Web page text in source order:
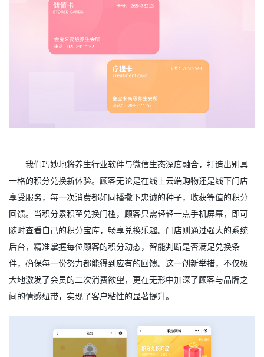
我们巧妙地将养生行业软件与微信生态深度融合，打造出别具
一格的积分兑换新体验。顾客无论是在线上云端购物还是线下门店
享受服务，每一次消费都如同播撒下忠诚的种子，收获等值的积分
回馈。当积分累积至兑换门槛，顾客只需轻轻一点手机屏幕，即可
随时查看自己的积分宝库，畅享兑换乐趣。门店则通过强大的系统
后台，精准掌握每位顾客的积分动态，智能判断是否满足兑换条
件，确保每一份努力都能得到应有的回馈。这一创新举措，不仅极
大地激发了会员的二次消费欲望，更在无形中加深了顾客与品牌之
间的情感纽带，实现了客户粘性的显著提升。